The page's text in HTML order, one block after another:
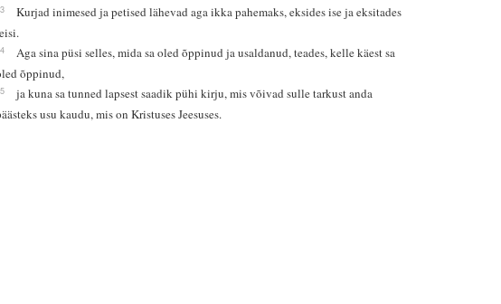
Kurjad inimesed ja petised lähevad aga ikka pahemaks, eksides ise ja eksitades
Aga sina püsi selles, mida sa oled õppinud ja usaldanud, teades, kelle käest sa
õppinud,
ja kuna sa tunned lapsest saadik pühi kirju, mis võivad sulle tarkust anda
usu kaudu, mis on Kristuses Jeesuses.